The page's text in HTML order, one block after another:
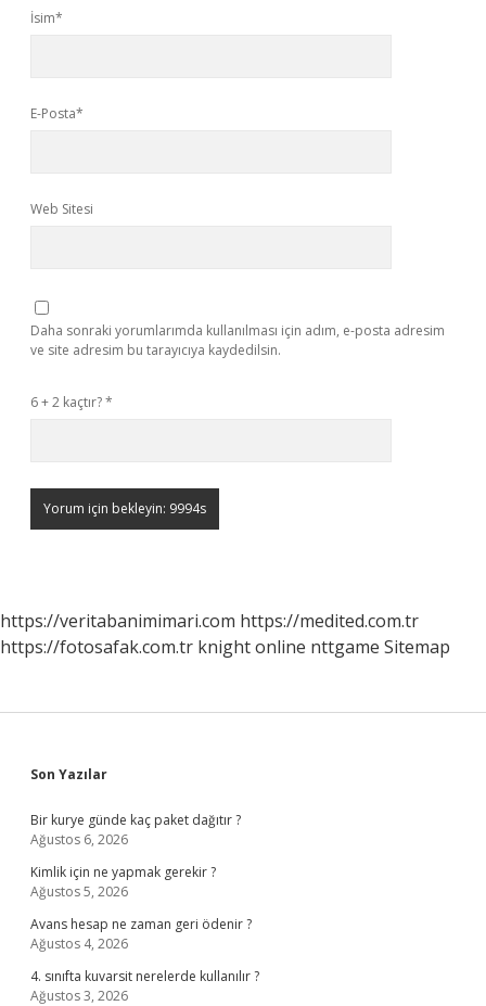
İsim*
E-Posta*
Web Sitesi
Daha sonraki yorumlarımda kullanılması için adım, e-posta adresim
ve site adresim bu tarayıcıya kaydedilsin.
6 + 2 kaçtır?*
https://veritabanimimari.com https://medited.com.tr
https://fotosafak.com.tr knight online nttgame Sitemap
Sidebar
Son Yazılar
Bir kurye günde kaç paket dağıtır ?
Ağustos 6, 2026
Kimlik için ne yapmak gerekir ?
Ağustos 5, 2026
Avans hesap ne zaman geri ödenir ?
Ağustos 4, 2026
4. sınıfta kuvarsit nerelerde kullanılır ?
Ağustos 3, 2026